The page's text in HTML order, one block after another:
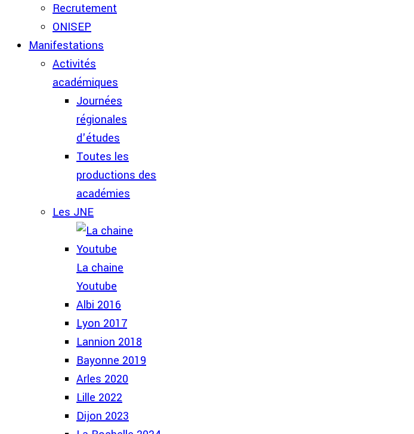
Recrutement
ONISEP
Manifestations
Activités
académiques
Journées
régionales
d'études
Toutes les
productions des
académies
Les JNE
La chaine
Youtube
Albi 2016
Lyon 2017
Lannion 2018
Bayonne 2019
Arles 2020
Lille 2022
Dijon 2023